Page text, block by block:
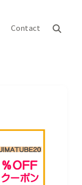
Contact